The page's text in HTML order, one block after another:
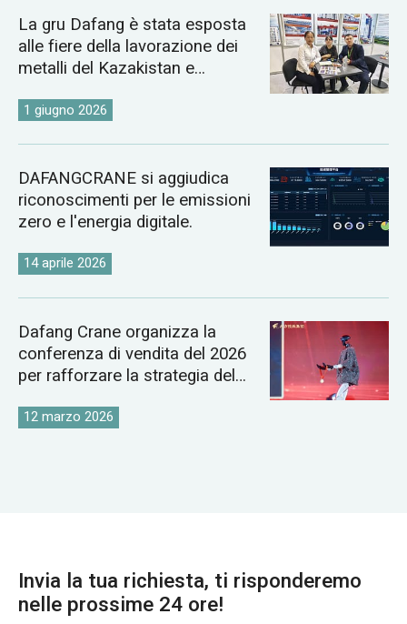
La gru Dafang è stata esposta
alle fiere della lavorazione dei
metalli del Kazakistan e
1 giugno 2026
DAFANGCRANE si aggiudica
riconoscimenti per le emissioni
zero e l'energia digitale.
14 aprile 2026
Dafang Crane organizza la
conferenza di vendita del 2026
per rafforzare la strategia del
12 marzo 2026
Invia la tua richiesta, ti risponderemo
nelle prossime 24 ore!